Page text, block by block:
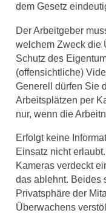
dem Gesetz
Der Arbeitgeber
welchem Zweck die
Schutz des
(offensichtliche)
Generell dürfen Sie
Arbeitsplätzen per
nur, wenn die
Erfolgt keine
Einsatz nicht
Kameras verdeckt
das ablehnt. Beides
Privatsphäre der
Überwachens